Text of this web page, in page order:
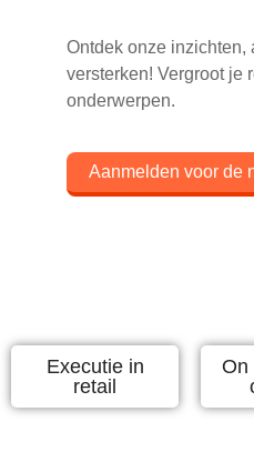
Ontdek onze inzichten,
versterken! Vergroot je
onderwerpen.
Aanmelden voor de
Executie in
retail
On